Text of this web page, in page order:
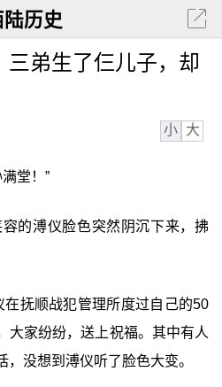
陆历史
三弟生了仨儿子，却
小 大
堂！”
的溥仪脸色突然阴沉下来，拂
在抚顺战犯管理所度过自己的50
大家纷纷，送上祝福。其中有人
没想到溥仪听了脸色大变。